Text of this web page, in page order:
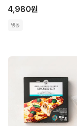
4,980원
냉동